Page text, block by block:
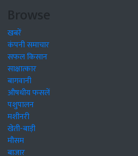
Browse
खबरें
कंपनी समाचार
सफल किसान
साक्षात्कार
बागवानी
औषधीय फसलें
पशुपालन
मशीनरी
खेती-बाड़ी
मौसम
बाजार